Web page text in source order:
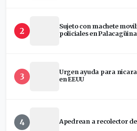
2
Sujeto con machete
policiales en
3
Urgen ayuda para
en EEUU
4 Apedrean a recolector